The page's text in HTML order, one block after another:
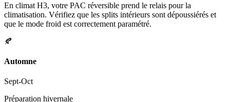
En climat H3, votre PAC réversible prend le relais pour la
climatisation. Vérifiez que les splits intérieurs sont dépoussiérés et
que le mode froid est correctement paramétré.
🍂
Automne
Sept-Oct
Préparation hivernale